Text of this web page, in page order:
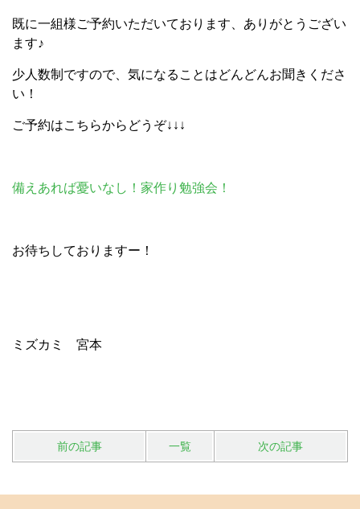
既に一組様ご予約いただいております、ありがとうござい
ます♪
少人数制ですので、気になることはどんどんお聞きくださ
い！
ご予約はこちらからどうぞ↓↓↓
備えあれば憂いなし！家作り勉強会！
お待ちしておりますー！
ミズカミ 宮本
前の記事 一覧 次の記事